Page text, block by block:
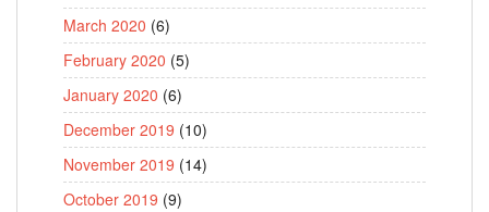
March 2020 (6)
February 2020 (5)
January 2020 (6)
December 2019 (10)
November 2019 (14)
October 2019 (9)